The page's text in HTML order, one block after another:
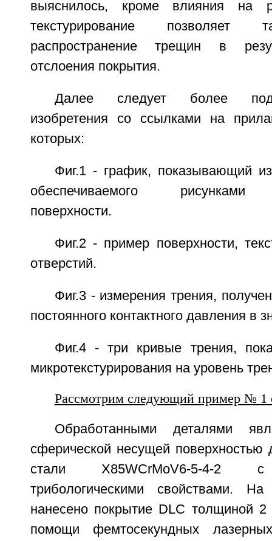
выяснилось, кроме влияния на
текстурирование позволяет
распространение трещин в
отслоения покрытия.
Далее следует более
изобретения со ссылками на
которых:
Фиг.1 - график, показывающий
обеспечиваемого рисунками
поверхности.
Фиг.2 - пример поверхности,
отверстий.
Фиг.3 - измерения трения,
постоянного контактного давления в
Фиг.4 - три кривые трения,
микротекстурирования на уровень
Рассмотрим следующий пример № 1
Обработанными деталями
сферической несущей
стали X85WCrMoV6-5-4-2 с
трибологическими свойствами.
нанесено покрытие DLC толщиной
помощи фемтосекундных